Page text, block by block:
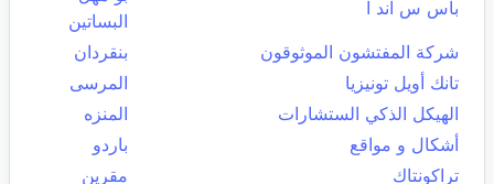
باس س اند ا
البساتين
شركة المفتشون الموثوقون
بنقردان
تانك أويل تونيزيا
المرسى
الهيكل الذكي الستشارات
المنزه
أشكال و مواقع
باردو
تراكونتاك
مقرين